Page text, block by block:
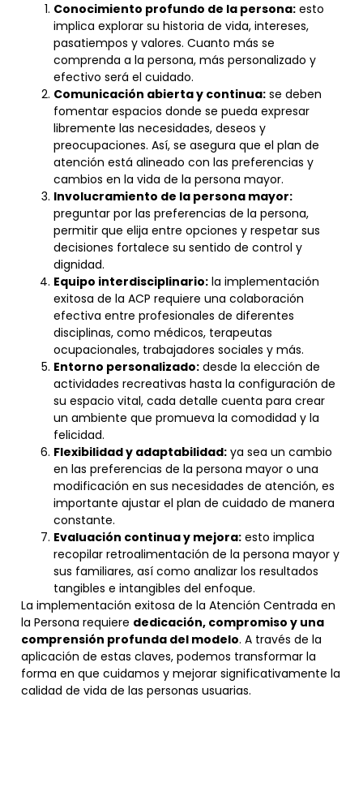
Conocimiento profundo de la persona: esto
implica explorar su historia de vida, intereses,
pasatiempos y valores. Cuanto más se
comprenda a la persona, más personalizado y
efectivo será el cuidado.
Comunicación abierta y continua: se deben
fomentar espacios donde se pueda expresar
libremente las necesidades, deseos y
preocupaciones. Así, se asegura que el plan de
atención está alineado con las preferencias y
cambios en la vida de la persona mayor.
Involucramiento de la persona mayor:
preguntar por las preferencias de la persona,
permitir que elija entre opciones y respetar sus
decisiones fortalece su sentido de control y
dignidad.
Equipo interdisciplinario: la implementación
exitosa de la ACP requiere una colaboración
efectiva entre profesionales de diferentes
disciplinas, como médicos, terapeutas
ocupacionales, trabajadores sociales y más.
Entorno personalizado: desde la elección de
actividades recreativas hasta la configuración de
su espacio vital, cada detalle cuenta para crear
un ambiente que promueva la comodidad y la
felicidad.
Flexibilidad y adaptabilidad: ya sea un cambio
en las preferencias de la persona mayor o una
modificación en sus necesidades de atención, es
importante ajustar el plan de cuidado de manera
constante.
Evaluación continua y mejora: esto implica
recopilar retroalimentación de la persona mayor y
sus familiares, así como analizar los resultados
tangibles e intangibles del enfoque.
La implementación exitosa de la Atención Centrada en
la Persona requiere dedicación, compromiso y una
comprensión profunda del modelo. A través de la
aplicación de estas claves, podemos transformar la
forma en que cuidamos y mejorar significativamente la
calidad de vida de las personas usuarias.